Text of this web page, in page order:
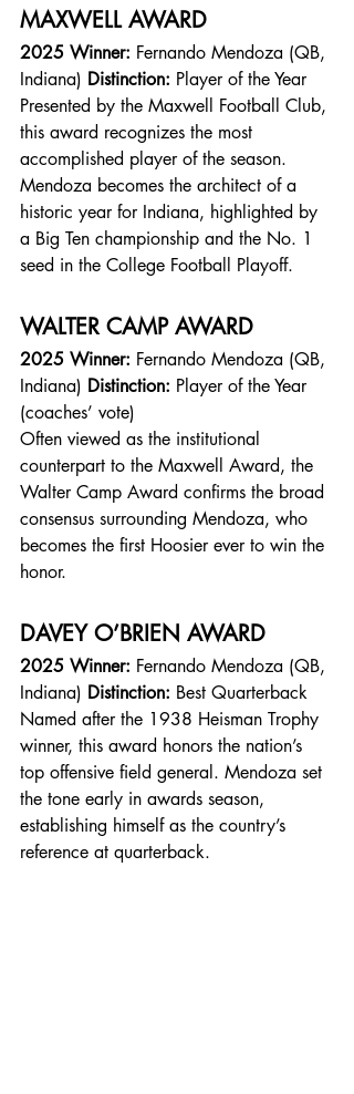
MAXWELL AWARD
2025 Winner: Fernando Mendoza (QB,
Indiana) Distinction: Player of the Year
Presented by the Maxwell Football Club,
this award recognizes the most
accomplished player of the season.
Mendoza becomes the architect of a
historic year for Indiana, highlighted by
a Big Ten championship and the No. 1
seed in the College Football Playoff.
WALTER CAMP AWARD
2025 Winner: Fernando Mendoza (QB,
Indiana) Distinction: Player of the Year
(coaches’ vote)
Often viewed as the institutional
counterpart to the Maxwell Award, the
Walter Camp Award confirms the broad
consensus surrounding Mendoza, who
becomes the first Hoosier ever to win the
honor.
DAVEY O’BRIEN AWARD
2025 Winner: Fernando Mendoza (QB,
Indiana) Distinction: Best Quarterback
Named after the 1938 Heisman Trophy
winner, this award honors the nation’s
top offensive field general. Mendoza set
the tone early in awards season,
establishing himself as the country’s
reference at quarterback.